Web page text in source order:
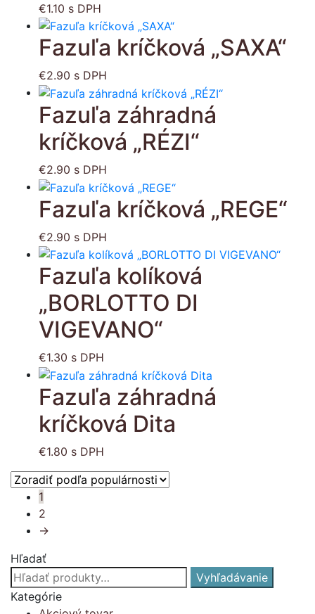
€1.10 s DPH
Fazuľa kríčková „SAXA“
€2.90 s DPH
Fazuľa záhradná
kríčková „RÉZI“
€2.90 s DPH
Fazuľa kríčková „REGE“
€2.90 s DPH
Fazuľa kolíková
„BORLOTTO DI
VIGEVANO“
€1.30 s DPH
Fazuľa záhradná
kríčková Dita
€1.80 s DPH
1
2
→
Hľadať
Hľadať:
Vyhľadávanie
Kategórie